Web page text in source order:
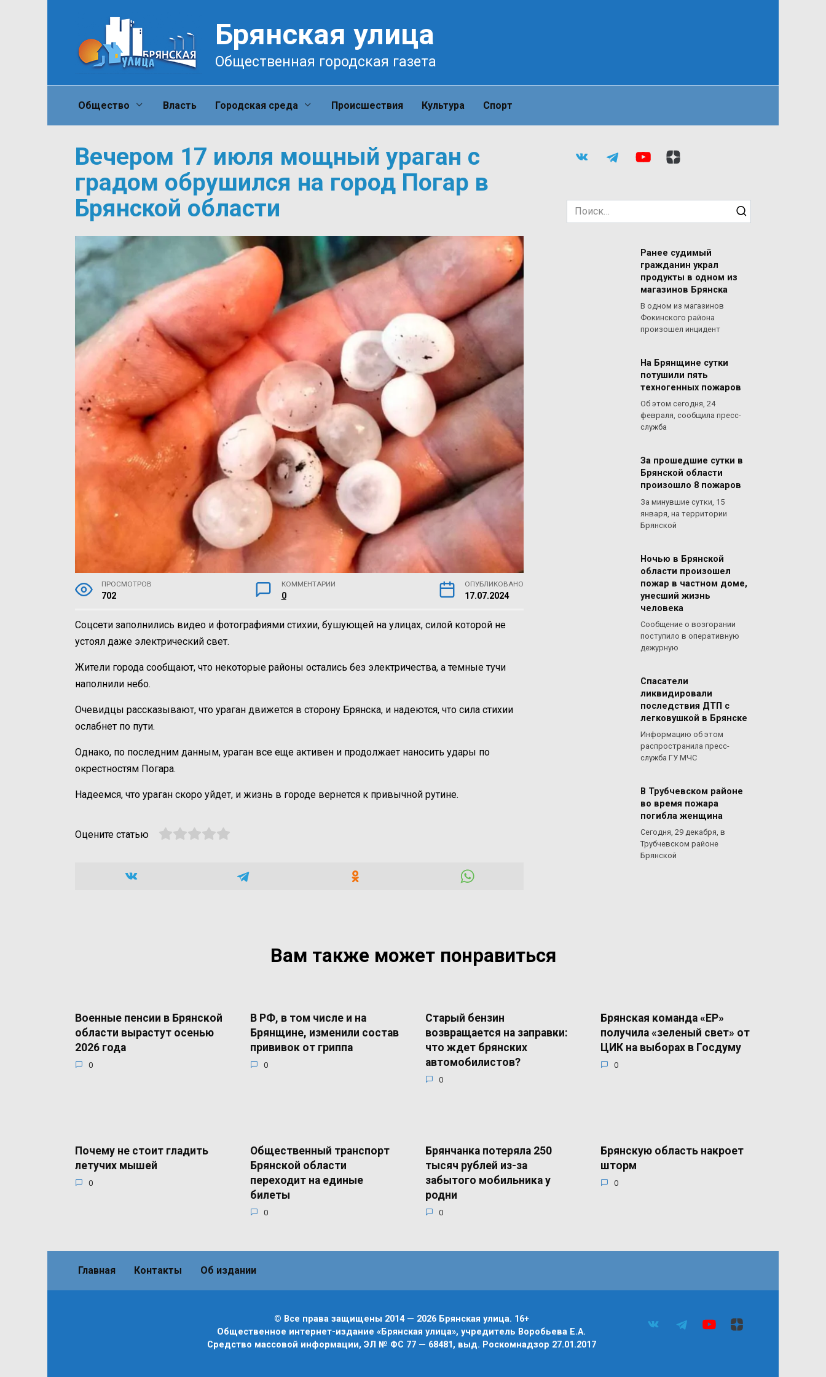
Брянская улица
Общественная городская газета
Общество Власть Городская среда Происшествия Культура Спорт
Вечером 17 июля мощный ураган с
градом обрушился на город Погар в
Брянской области
ПРОСМОТРОВ
702
КОММЕНТАРИИ
0
ОПУБЛИКОВАНО
17.07.2024
Соцсети заполнились видео и фотографиями стихии, бушующей на улицах, силой которой не
устоял даже электрический свет.
Жители города сообщают, что некоторые районы остались без электричества, а темные тучи
наполнили небо.
Очевидцы рассказывают, что ураган движется в сторону Брянска, и надеются, что сила стихии
ослабнет по пути.
Однако, по последним данным, ураган все еще активен и продолжает наносить удары по
окрестностям Погара.
Надеемся, что ураган скоро уйдет, и жизнь в городе вернется к привычной рутине.
Оцените статью
Search
for:
Ранее судимый
гражданин украл
продукты в одном из
магазинов Брянска
В одном из магазинов
Фокинского района
произошел инцидент
На Брянщине сутки
потушили пять
техногенных пожаров
Об этом сегодня, 24
февраля, сообщила пресс-
служба
За прошедшие сутки в
Брянской области
произошло 8 пожаров
За минувшие сутки, 15
января, на территории
Брянской
Ночью в Брянской
области произошел
пожар в частном доме,
унесший жизнь
человека
Сообщение о возгорании
поступило в оперативную
дежурную
Спасатели
ликвидировали
последствия ДТП с
легковушкой в Брянске
Информацию об этом
распространила пресс-
служба ГУ МЧС
В Трубчевском районе
во время пожара
погибла женщина
Сегодня, 29 декабря, в
Трубчевском районе
Брянской
Вам также может понравиться
Военные пенсии в Брянской
области вырастут осенью
2026 года
0
В РФ, в том числе и на
Брянщине, изменили состав
прививок от гриппа
0
Старый бензин
возвращается на заправки:
что ждет брянских
автомобилистов?
0
Брянская команда «ЕР»
получила «зеленый свет» от
ЦИК на выборах в Госдуму
0
Почему не стоит гладить
летучих мышей
0
Общественный транспорт
Брянской области
переходит на единые
билеты
0
Брянчанка потеряла 250
тысяч рублей из-за
забытого мобильника у
родни
0
Брянскую область накроет
шторм
0
Главная Контакты Об издании
© Все права защищены 2014 — 2026 Брянская улица. 16+
Общественное интернет-издание «Брянская улица», учредитель Воробьева Е.А.
Средство массовой информации, ЭЛ № ФС 77 — 68481, выд. Роскомнадзор 27.01.2017